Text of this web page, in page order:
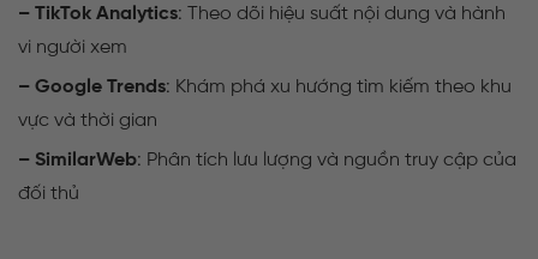
– TikTok Analytics: Theo dõi hiệu suất nội dung và hành
vi người xem
– Google Trends: Khám phá xu hướng tìm kiếm theo khu
vực và thời gian
– SimilarWeb: Phân tích lưu lượng và nguồn truy cập của
đối thủ